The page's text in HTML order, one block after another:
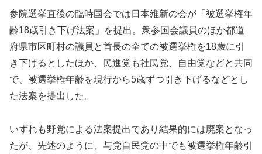
参院選挙直後の臨時国会では日本維新の会が「被選挙権年
齢18歳引き下げ法案」を提出。衆参国会議員のほか都道
府県市区町村の議員と首長の全ての被選挙権を18歳に引
き下げるとしたほか、民進党も社民党、自由党などと共同
で、被選挙権年齢を現行から5歳ずつ引き下げるなどとし
た法案を提出した。
いずれも野党による法案提出であり結果的には廃案となっ
たが、先述のように、与党自民党の中でも被選挙権年齢引